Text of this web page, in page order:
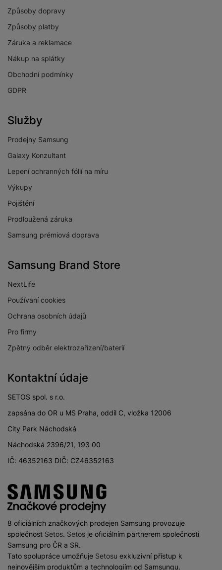
Způsoby dopravy
Způsoby platby
Záruka a reklamace
Nákup na splátky
Obchodní podmínky
GDPR
Služby
Prodejny Samsung
Galaxy Konzultant
Lepení ochranných fólií na míru
Výkupy
Pojištění
Prodloužená záruka
Samsung prémiová doprava
Samsung Brand Store
NextLife
Používaní cookies
Ochrana osobních údajů
Pro firmy
Zpětný odběr elektrozařízení/baterií
Kontaktní údaje
SETOS spol. s r.o.
zapsána do OR u MS Praha, oddíl C, vložka 12006
City Park Náchodská
Náchodská 2396/21, 193 00
IČ: 46352163 DIČ: CZ46352163
8 oficiálních značkových prodejen Samsung provozuje
společnost Setos. Setos je oficiálním partnerem společnosti
Samsung pro ČR a SR.
Tato spolupráce umožňuje Setosu exkluzivní přístup k
nejnovějším produktům a technologiím od Samsungu.